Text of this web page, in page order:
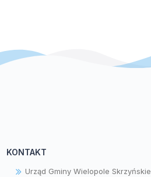
KONTAKT
Urząd Gminy Wielopole Skrzyńskie